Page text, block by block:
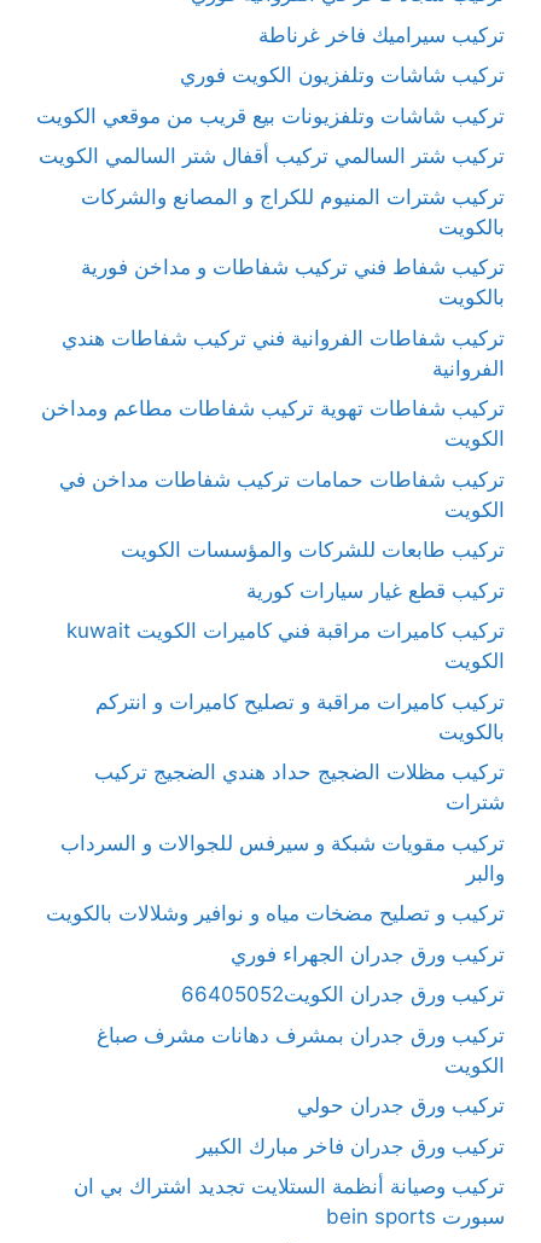
تركيب سيراميك فاخر غرناطة
تركيب شاشات وتلفزيون الكويت فوري
تركيب شاشات وتلفزيونات بيع قريب من موقعي الكويت
تركيب شتر السالمي تركيب أقفال شتر السالمي الكويت
تركيب شترات المنيوم للكراج و المصانع والشركات
بالكويت
تركيب شفاط فني تركيب شفاطات و مداخن فورية
بالكويت
تركيب شفاطات الفروانية فني تركيب شفاطات هندي
الفروانية
تركيب شفاطات تهوية تركيب شفاطات مطاعم ومداخن
الكويت
تركيب شفاطات حمامات تركيب شفاطات مداخن في
الكويت
تركيب طابعات للشركات والمؤسسات الكويت
تركيب قطع غيار سيارات كورية
تركيب كاميرات مراقبة فني كاميرات الكويت kuwait
الكويت
تركيب كاميرات مراقبة و تصليح كاميرات و انتركم
بالكويت
تركيب مظلات الضجيج حداد هندي الضجيج تركيب
شترات
تركيب مقويات شبكة و سيرفس للجوالات و السرداب
والبر
تركيب و تصليح مضخات مياه و نوافير وشلالات بالكويت
تركيب ورق جدران الجهراء فوري
تركيب ورق جدران الكويت66405052
تركيب ورق جدران بمشرف دهانات مشرف صباغ
الكويت
تركيب ورق جدران حولي
تركيب ورق جدران فاخر مبارك الكبير
تركيب وصيانة أنظمة الستلايت تجديد اشتراك بي ان
سبورت bein sports